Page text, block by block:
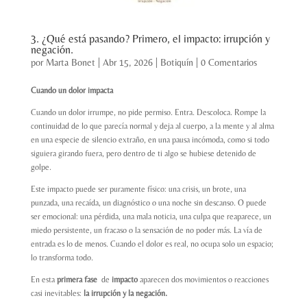
3. ¿Qué está pasando? Primero, el impacto: irrupción y
negación.
por Marta Bonet Abr 15, 2026| Botiquín 0 Comentarios
Cuando un dolor impacta
Cuando un dolor irrumpe, no pide permiso. Entra. Descoloca. Rompe la
continuidad de lo que parecía normal y deja al cuerpo, a la mente y al alma
en una especie de silencio extraño, en una pausa incómoda, como si todo
siguiera girando fuera, pero dentro de ti algo se hubiese detenido de
golpe.
Este impacto puede ser puramente físico: una crisis, un brote, una
punzada, una recaída, un diagnóstico o una noche sin descanso. O puede
ser emocional: una pérdida, una mala noticia, una culpa que reaparece, un
miedo persistente, un fracaso o la sensación de no poder más. La vía de
entrada es lo de menos. Cuando el dolor es real, no ocupa solo un espacio;
lo transforma todo.
En esta primera fasede impactoaparecen dos movimientos o reacciones
casi inevitables: la irrupción y la negación.